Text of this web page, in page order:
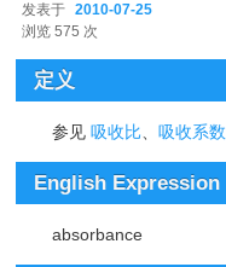
发表于 2010-07-25
浏览 575 次
定义
参见吸收比 、吸收系数
English Expression
absorbance